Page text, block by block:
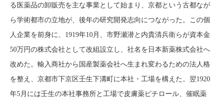
る医薬品の卸販売を主な事業として始まり、京都という古都なが
ら学術都市の立地が、後年の研究開発志向につながった。この個
人企業を前身に、1919年10月、市野瀬潜と内貴清兵衛らが資本金
50万円の株式会社として改組設立し、社名を日本新薬株式会社へ
改めた。輸入商社から国産製薬会社へ生まれ変わるための法人格
を整え、京都市下京区壬生下溝町に本社・工場を構えた。翌1920
年5月には壬生の本社事務所と工場で皮膚薬ピチロール、催眠薬